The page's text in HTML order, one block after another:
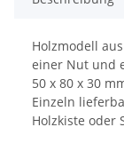
Holzmodell
einer Nut und
50 x 80 x 30
Einzeln
Holzkiste oder